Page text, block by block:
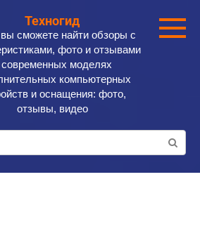
Техногид
сможете найти обзоры с
фото и отзывами
моделях
компьютерных
и оснащения: фото,
отзывы, видео